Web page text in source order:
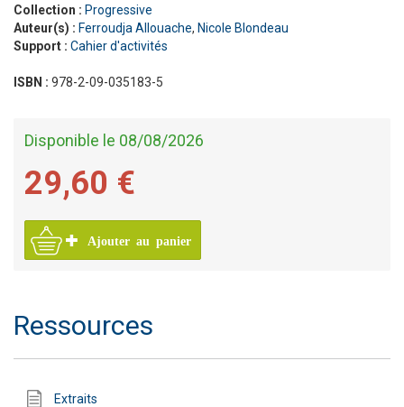
Collection : Progressive
Auteur(s) : Ferroudja Allouache, Nicole Blondeau
Support : Cahier d'activités
ISBN : 978-2-09-035183-5
Disponible le 08/08/2026
29,60 €
Ajouter au panier
Ressources
Extraits